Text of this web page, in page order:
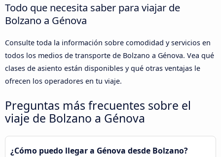
Todo que necesita saber para viajar de
Bolzano a Génova
Consulte toda la información sobre comodidad y servicios en
todos los medios de transporte de Bolzano a Génova. Vea qué
clases de asiento están disponibles y qué otras ventajas le
ofrecen los operadores en tu viaje.
Preguntas más frecuentes sobre el
viaje de Bolzano a Génova
¿Cómo puedo llegar a Génova desde Bolzano?